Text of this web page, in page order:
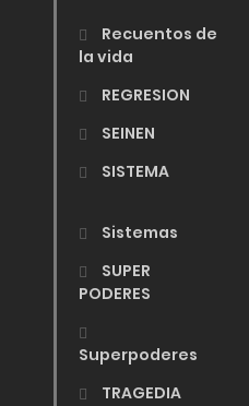
Recuentos de
la vida
REGRESION
SEINEN
SISTEMA
Sistemas
SUPER
PODERES
Superpoderes
TRAGEDIA